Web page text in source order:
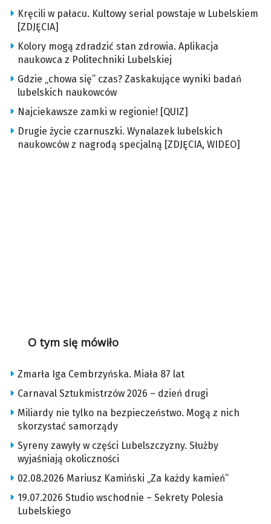
Kręcili w pałacu. Kultowy serial powstaje w Lubelskiem
[ZDJĘCIA]
Kolory mogą zdradzić stan zdrowia. Aplikacja
naukowca z Politechniki Lubelskiej
Gdzie „chowa się” czas? Zaskakujące wyniki badań
lubelskich naukowców
Najciekawsze zamki w regionie! [QUIZ]
Drugie życie czarnuszki. Wynalazek lubelskich
naukowców z nagrodą specjalną [ZDJĘCIA, WIDEO]
O tym się mówiło
Zmarła Iga Cembrzyńska. Miała 87 lat
Carnaval Sztukmistrzów 2026 – dzień drugi
Miliardy nie tylko na bezpieczeństwo. Mogą z nich
skorzystać samorządy
Syreny zawyły w części Lubelszczyzny. Służby
wyjaśniają okoliczności
02.08.2026 Mariusz Kamiński „Za każdy kamień”
19.07.2026 Studio wschodnie – Sekrety Polesia
Lubelskiego